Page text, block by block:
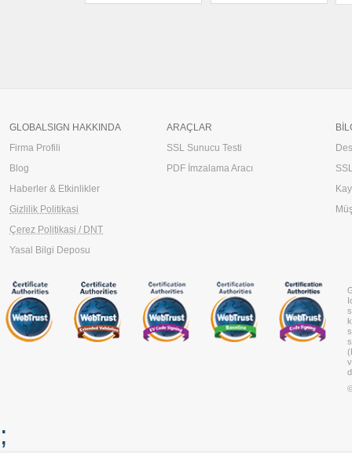
GLOBALSIGN HAKKINDA
Firma Profili
Blog
Haberler & Etkinlikler
Gizlilik Politikasi
Çerez Politikasi / DNT
Yasal Bilgi Deposu
ARAÇLAR
SSL Sunucu Testi
PDF İmzalama Aracı
;